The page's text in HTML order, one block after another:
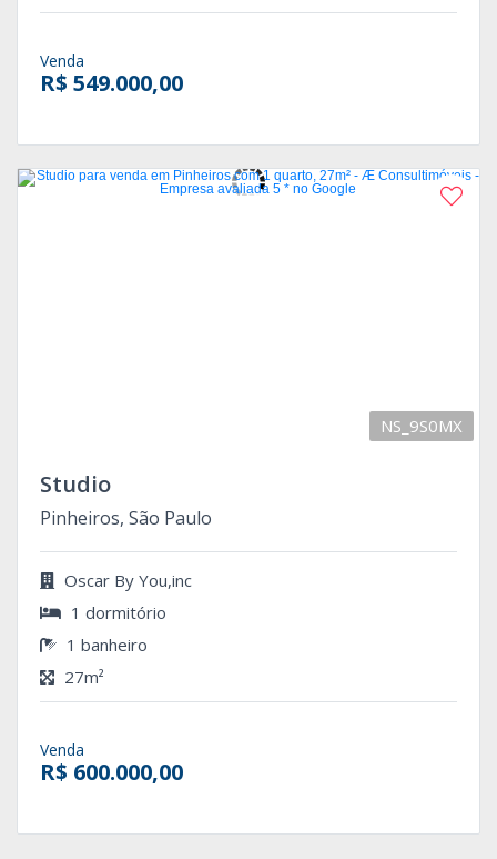
Venda
R$ 549.000,00
NS_9S0MX
Studio
Pinheiros, São Paulo
Oscar By You,inc
1 dormitório
1 banheiro
27m²
Venda
R$ 600.000,00